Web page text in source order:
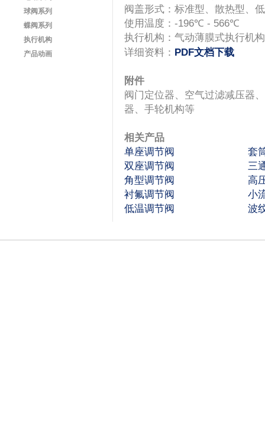
球阀系列
蝶阀系列
执行机构
产品动画
阀盖形式：标准型、散热型、
使用温度： -196℃ - 566℃
执行机构：气动薄膜式执行机
详细资料： PDF文档下载
附件
阀门定位器、空气过滤减压器
器、手轮机构等
相关产品
单座调节阀
套
双座调节阀
三
角型调节阀
高
衬氟调节阀
小
低温调节阀
波